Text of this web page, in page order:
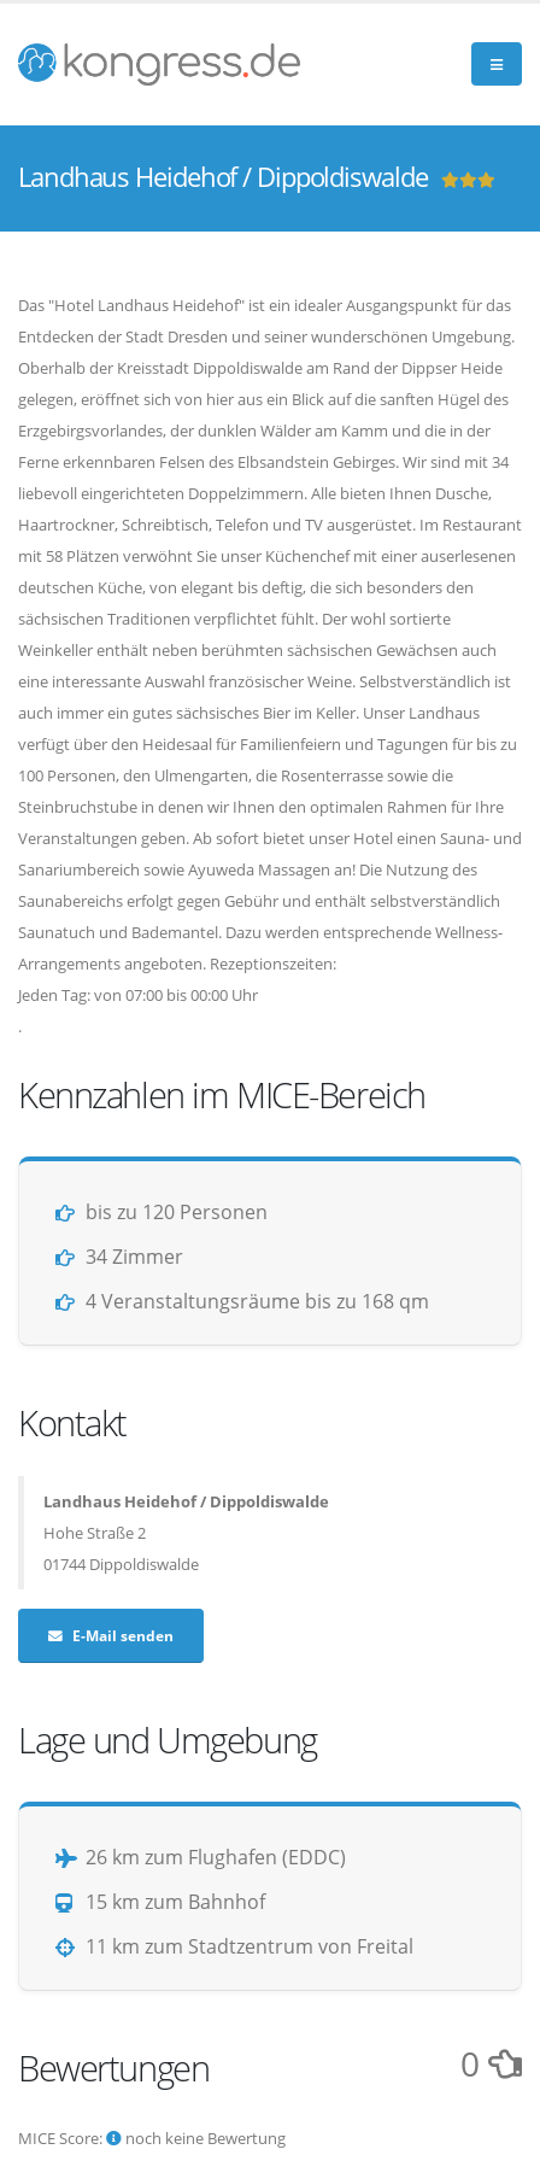
Landhaus Heidehof / Dippoldiswalde
Das "Hotel Landhaus Heidehof" ist ein idealer Ausgangspunkt für das
Entdecken der Stadt Dresden und seiner wunderschönen Umgebung.
Oberhalb der Kreisstadt Dippoldiswalde am Rand der Dippser Heide
gelegen, eröffnet sich von hier aus ein Blick auf die sanften Hügel des
Erzgebirgsvorlandes, der dunklen Wälder am Kamm und die in der
Ferne erkennbaren Felsen des Elbsandstein Gebirges. Wir sind mit 34
liebevoll eingerichteten Doppelzimmern. Alle bieten Ihnen Dusche,
Haartrockner, Schreibtisch, Telefon und TV ausgerüstet. Im Restaurant
mit 58 Plätzen verwöhnt Sie unser Küchenchef mit einer auserlesenen
deutschen Küche, von elegant bis deftig, die sich besonders den
sächsischen Traditionen verpflichtet fühlt. Der wohl sortierte
Weinkeller enthält neben berühmten sächsischen Gewächsen auch
eine interessante Auswahl französischer Weine. Selbstverständlich ist
auch immer ein gutes sächsisches Bier im Keller. Unser Landhaus
verfügt über den Heidesaal für Familienfeiern und Tagungen für bis zu
100 Personen, den Ulmengarten, die Rosenterrasse sowie die
Steinbruchstube in denen wir Ihnen den optimalen Rahmen für Ihre
Veranstaltungen geben. Ab sofort bietet unser Hotel einen Sauna- und
Sanariumbereich sowie Ayuweda Massagen an! Die Nutzung des
Saunabereichs erfolgt gegen Gebühr und enthält selbstverständlich
Saunatuch und Bademantel. Dazu werden entsprechende Wellness-
Arrangements angeboten. Rezeptionszeiten:
Jeden Tag: von 07:00 bis 00:00 Uhr
.
Kennzahlen im MICE-Bereich
bis zu 120 Personen
34 Zimmer
4 Veranstaltungsräume bis zu 168 qm
Kontakt
Landhaus Heidehof / Dippoldiswalde
Hohe Straße 2
01744 Dippoldiswalde
E-Mail senden
Lage und Umgebung
26 km zum Flughafen (EDDC)
15 km zum Bahnhof
11 km zum Stadtzentrum von Freital
Bewertungen 0
MICE Score: noch keine Bewertung